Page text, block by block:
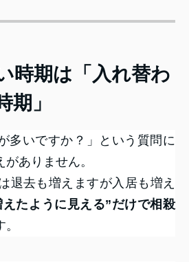
時期は「入れ替わ
期」
多いですか？」という質問に
ありません。
退去も増えますが入居も増え
えたように見える”だけで相殺